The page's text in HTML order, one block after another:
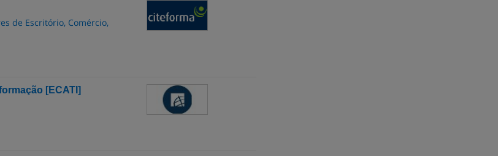
de Escritório, Comércio,
[ECATI]